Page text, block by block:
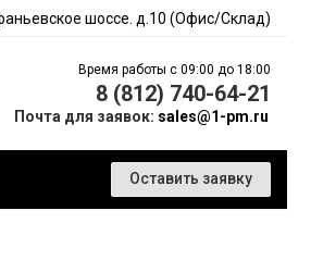
шоссе. д.10 (Офис/Склад)
Время работы с 09:00 до 18:00
8 (812) 740-64-21
Почта для заявок: sales@1-pm.ru
Оставить заявку